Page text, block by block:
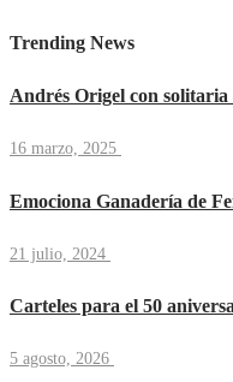
Trending News
Andrés Origel con
16 marzo, 2025
Emociona Ganadería de
21 julio, 2024
Carteles para el 50
5 agosto, 2026